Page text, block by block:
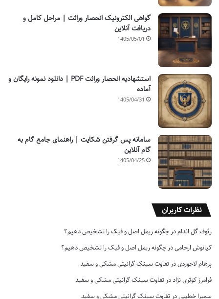
گواهی الکترونیک انحصار وراثت | مراحل کامل و
دریافت آنلاین
1405/05/01
استشهادیه انحصار وراثت PDF | دانلود نمونه رایگان و
آماده
1405/04/31
سامانه پس گرفتن شکایت | راهنمای جامع گام به
گام آنلاین
1405/04/25
نظرات کاربران
رئوف گل اندامدر چگونه ریمل اصل و فیک را تشخیص دهیم؟
کیانوش ارحامیدر چگونه ریمل اصل و فیک را تشخیص دهیم؟
پرهام لاجوردیدر تفاوت سینک گرانیتی مشکی و سفید
فرامرز کوثری نژاددر تفاوت سینک گرانیتی مشکی و سفید
سمیرا خطیبیدر تفاوت سینک گرانیتی مشکی و سفید